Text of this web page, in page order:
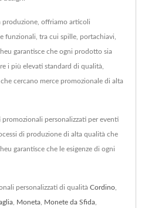
produzione, offriamo articoli
funzionali, tra cui spille, portachiavi,
garantisce che ogni prodotto sia
i più elevati standard di qualità,
cercano merce promozionale di alta
personalizzati per eventi
di produzione di alta qualità che
garantisce che le esigenze di ogni
personalizzati di qualità Cordino
Moneta Monete da Sfida